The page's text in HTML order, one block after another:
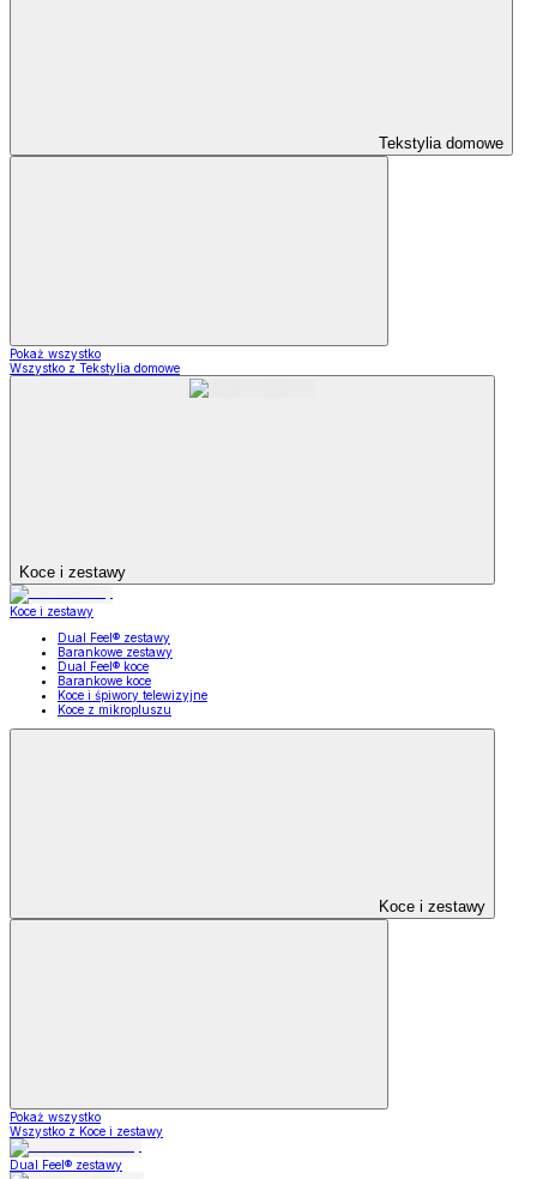
Tekstylia domowe
Pokaż wszystko
Wszystko z Tekstylia domowe
Koce i zestawy
Koce i zestawy
Dual Feel® zestawy
Barankowe zestawy
Dual Feel® koce
Barankowe koce
Koce i śpiwory telewizyjne
Koce z mikropluszu
Koce i zestawy
Pokaż wszystko
Wszystko z Koce i zestawy
Dual Feel® zestawy